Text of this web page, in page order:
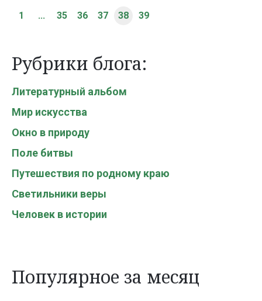
1 ... 35 36 37 38 39
Рубрики блога:
Литературный альбом
Мир искусства
Окно в природу
Поле битвы
Путешествия по родному краю
Светильники веры
Человек в истории
Популярное за месяц